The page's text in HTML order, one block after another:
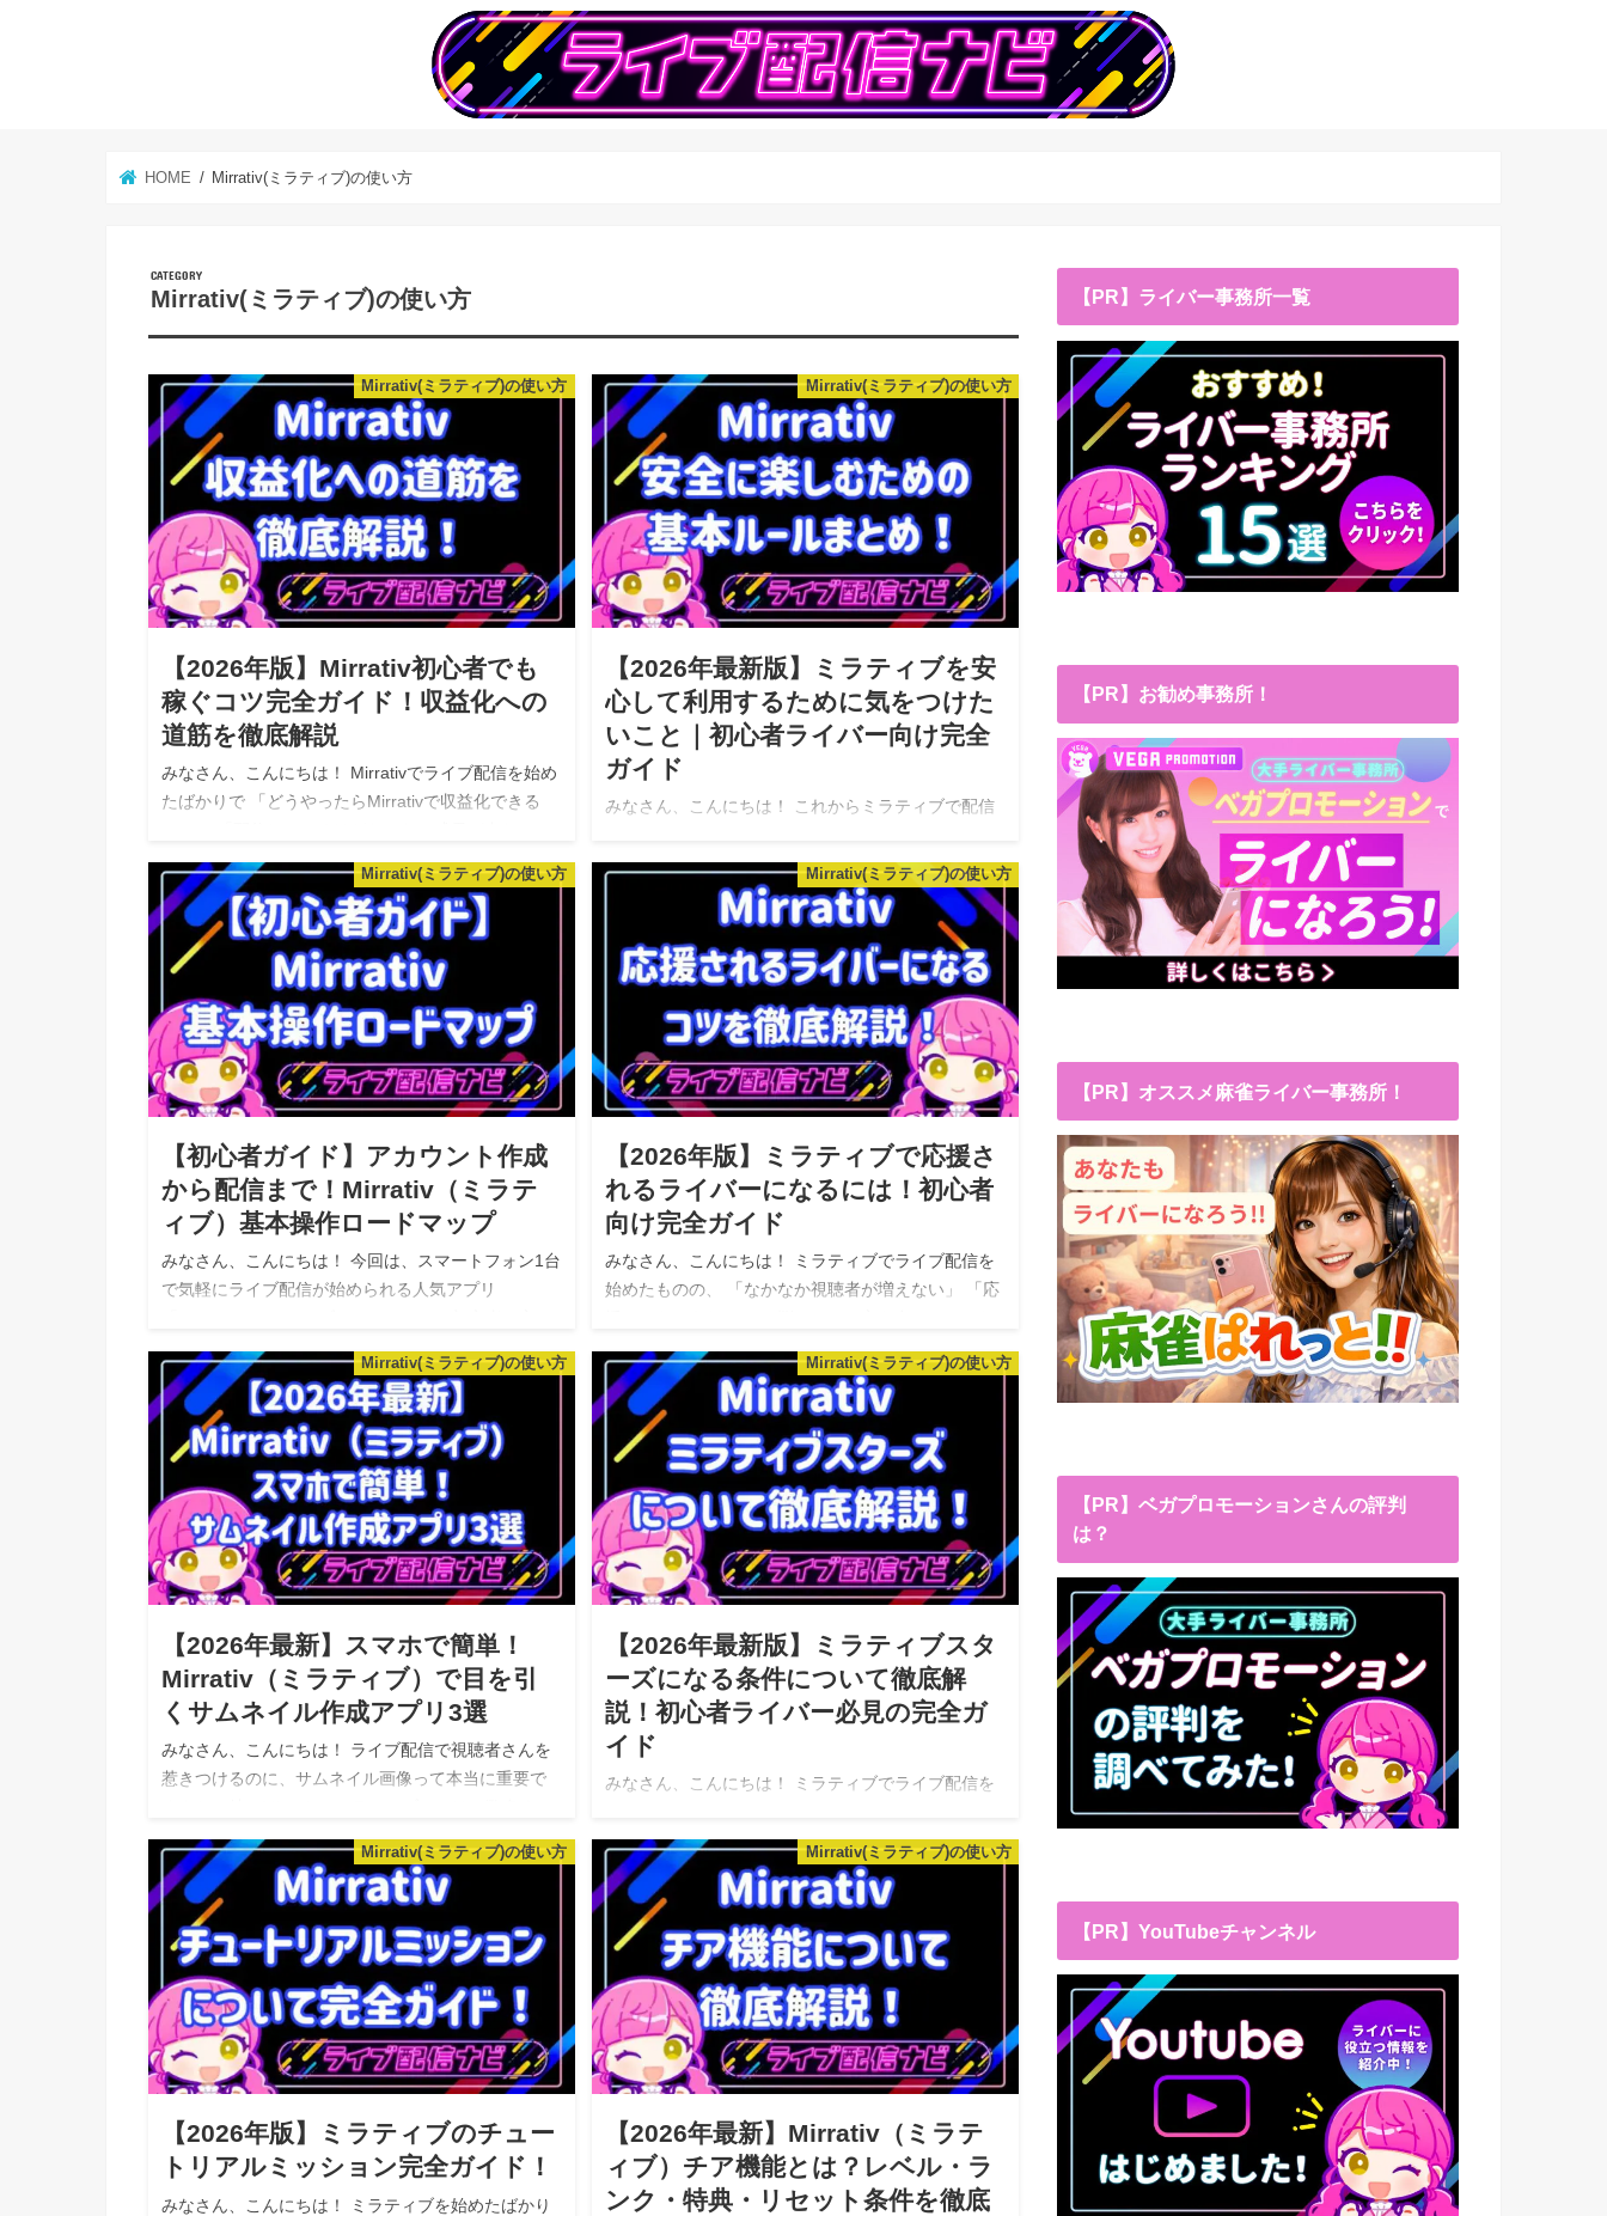
HOME Mirrativ(ミラティブ)の使い方
Mirrativ(ミラティブ)の使い方
Mirrativ(ミラティブ)の使い方
【2026年版】Mirrativ初心者でも
稼ぐコツ完全ガイド！収益化への
道筋を徹底解説
みなさん、こんにちは！ Mirrativでライブ配信を始め
たばかりで 「どうやったらMirrativで収益化できる
い……」 と悩んでいる方も多いのではないでしょう
か。 Mirr…
Mirrativ(ミラティブ)の使い方
【2026年最新版】ミラティブを安
心して利用するために気をつけた
いこと｜初心者ライバー向け完全
ガイド
みなさん、こんにちは！ これからミラティブで配信
い！」と考えている初心者ライバーさんも多いので
はないでしょうか？ ミラティブは、スマホ1台で気軽
にゲーム配信や雑談配信ができる…
Mirrativ(ミラティブ)の使い方
【初心者ガイド】アカウント作成
から配信まで！Mirrativ（ミラテ
ィブ）基本操作ロードマップ
みなさん、こんにちは！ 今回は、スマートフォン1台
で気軽にライブ配信が始められる人気アプリ
も分かりやすく詳しく解説していきます。 「ライブ
配信に興味はあるけれど、ど…
Mirrativ(ミラティブ)の使い方
【2026年版】ミラティブで応援さ
れるライバーになるには！初心者
向け完全ガイド
みなさん、こんにちは！ ミラティブでライブ配信を
始めたものの、 「なかなか視聴者が増えない」 「応
いでしょうか？ 今回は、ミラティブで愛され、応援
されるライバーになるための…
Mirrativ(ミラティブ)の使い方
【2026年最新】スマホで簡単！
Mirrativ（ミラティブ）で目を引
くサムネイル作成アプリ3選
みなさん、こんにちは！ ライブ配信で視聴者さんを
惹きつけるのに、サムネイル画像って本当に重要で
配信の中から自分の枠を選んでもらうために、目を
引くサムネイルが必要不可…
Mirrativ(ミラティブ)の使い方
【2026年最新版】ミラティブスタ
ーズになる条件について徹底解
説！初心者ライバー必見の完全ガ
イド
みなさん、こんにちは！ ミラティブでライブ配信を
耳にすることがありませんか？ これは、ミラティブ
の公式パートナーライバーとして認定される制度
で、多くのライバーが目指している憧…
Mirrativ(ミラティブ)の使い方
【2026年版】ミラティブのチュー
トリアルミッション完全ガイド！
みなさん、こんにちは！ ミラティブを始めたばかり
Mirrativ(ミラティブ)の使い方
【2026年最新】Mirrativ（ミラテ
ィブ）チア機能とは？レベル・ラ
ンク・特典・リセット条件を徹底
【PR】ライバー事務所一覧
【PR】お勧め事務所！
【PR】オススメ麻雀ライバー事務所！
【PR】ベガプロモーションさんの評判
は？
【PR】YouTubeチャンネル